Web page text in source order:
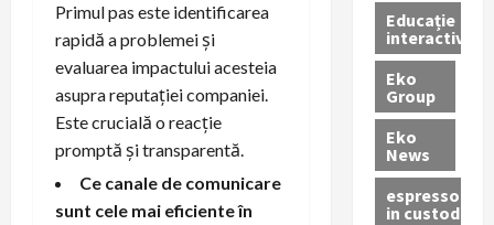
Primul pas este identificarea
rapidă a problemei și
evaluarea impactului acesteia
asupra reputației companiei.
Este crucială o reacție
promptă și transparentă.
Ce canale de comunicare
sunt cele mai eficiente în
Educație
interactivă
Eko
Group
Eko
News
espressoare
in custodie